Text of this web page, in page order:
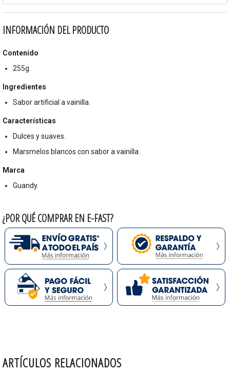
INFORMACIÓN DEL PRODUCTO
Contenido
255g.
Ingredientes
Sabor artificial a vainilla.
Características
Dulces y suaves.
Marsmelos blancos con sabor a vainilla.
Marca
Guandy.
¿POR QUÉ COMPRAR EN E-FAST?
ARTÍCULOS RELACIONADOS